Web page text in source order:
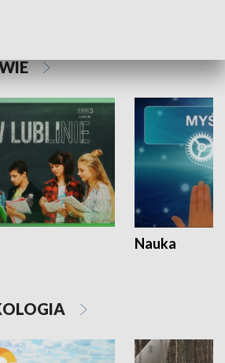
Nauka